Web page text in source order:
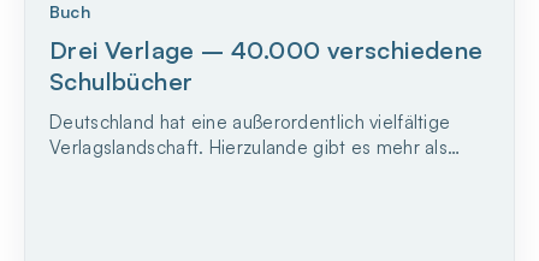
Buch
Drei Verlage – 40.000 verschiedene
Schulbücher
Deutschland hat eine außerordentlich vielfältige
Verlagslandschaft. Hierzulande gibt es mehr als